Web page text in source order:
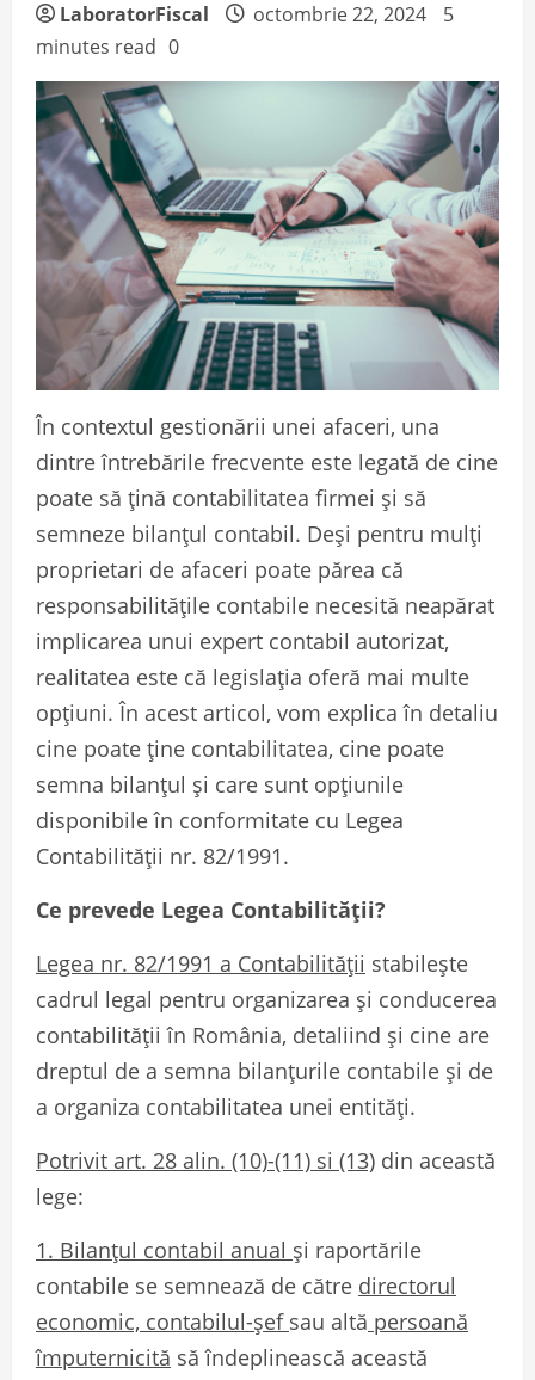
LaboratorFiscal octombrie 22, 2024
5
minutes read 0
În contextul gestionării unei afaceri, una
dintre întrebările frecvente este legată de cine
poate să țină contabilitatea firmei și să
semneze bilanțul contabil. Deși pentru mulți
proprietari de afaceri poate părea că
responsabilitățile contabile necesită neapărat
implicarea unui expert contabil autorizat,
realitatea este că legislația oferă mai multe
opțiuni. În acest articol, vom explica în detaliu
cine poate ține contabilitatea, cine poate
semna bilanțul și care sunt opțiunile
disponibile în conformitate cu Legea
Contabilității nr. 82/1991.
Ce prevede Legea Contabilității?
Legea nr. 82/1991 a Contabilității stabilește
cadrul legal pentru organizarea și conducerea
contabilității în România, detaliind și cine are
dreptul de a semna bilanțurile contabile și de
a organiza contabilitatea unei entități.
Potrivit art. 28 alin. (10)-(11) si (13) din această
lege:
1. Bilanțul contabil anual și raportările
contabile se semnează de către directorul
economic, contabilul-șef sau altă persoană
împuternicită să îndeplinească această